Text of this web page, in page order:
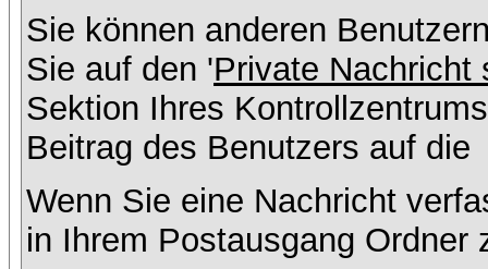
Sie können anderen
Sie auf den 'Private Nachricht
Sektion Ihres
Beitrag des Benutzers auf die
Wenn Sie eine Nachricht
in Ihrem Postausgang Ordner